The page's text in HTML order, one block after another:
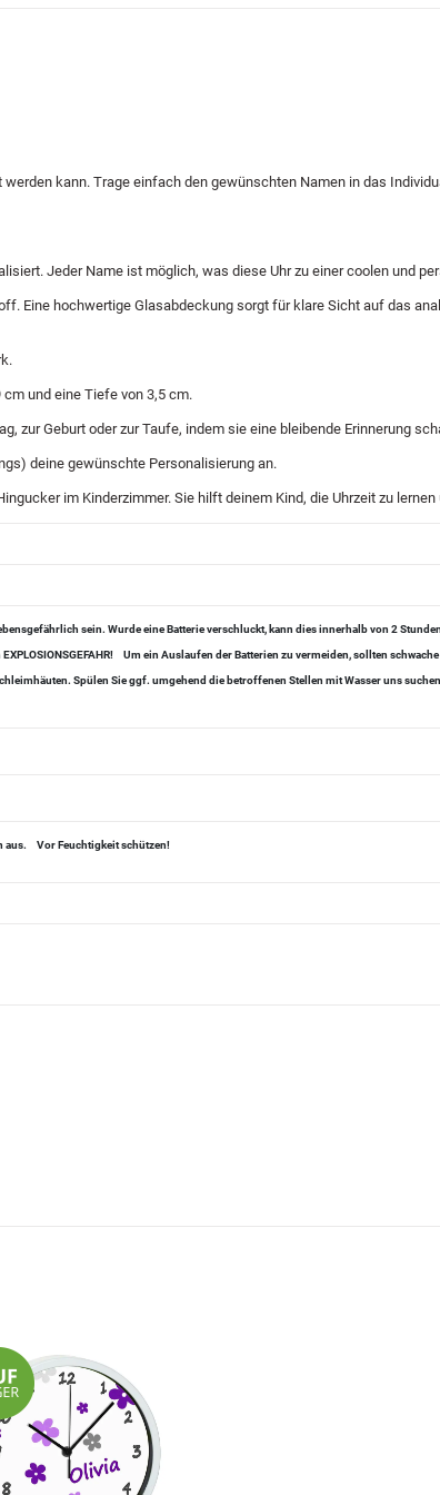
kann. Trage einfach den gewünschten Namen in das
Jeder Name ist möglich, was diese Uhr zu einer coolen und
Eine hochwertige Glasabdeckung sorgt für klare Sicht auf das
und eine Tiefe von 3,5 cm.
zur Geburt oder zur Taufe, indem sie eine bleibende Erinnerung
deine gewünschte Personalisierung an.
im Kinderzimmer. Sie hilft deinem Kind, die Uhrzeit zu
sein. Wurde eine Batterie verschluckt, kann dies innerhalb von 2
Um ein Auslaufen der Batterien zu vermeiden, sollten
Spülen Sie ggf. umgehend die betroffenen Stellen mit Wasser uns
aus. Vor Feuchtigkeit schützen!